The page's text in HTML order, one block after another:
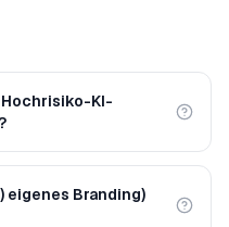
Hochrisiko-KI-
eigenes Branding)